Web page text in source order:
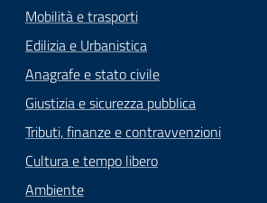
Mobilità e trasporti
Edilizia e Urbanistica
Anagrafe e stato civile
Giustizia e sicurezza pubblica
Tributi, finanze e contravvenzioni
Cultura e tempo libero
Ambiente